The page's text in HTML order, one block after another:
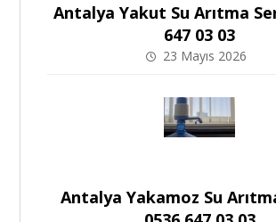
Antalya Yakut Su Arıtma
647 03 03
23 Mayıs 2026
Antalya Yakamoz Su